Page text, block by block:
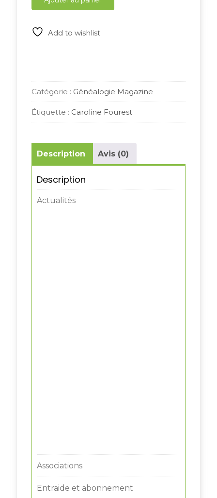
421-
422
Add to wishlist
Catégorie : Généalogie Magazine
Étiquette : Caroline Fourest
Description Avis (0)
Description
Actualités
Associations
Entraide et abonnement